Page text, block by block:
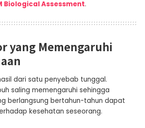
Biological Assessment.
yang Memengaruhi
dari satu penyebab tunggal.
saling memengaruhi sehingga
berlangsung bertahun-tahun dapat
kesehatan seseorang.